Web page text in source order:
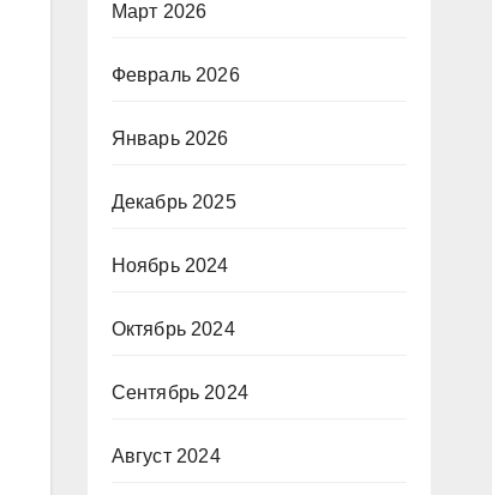
Март 2026
Февраль 2026
Январь 2026
Декабрь 2025
Ноябрь 2024
Октябрь 2024
Сентябрь 2024
Август 2024